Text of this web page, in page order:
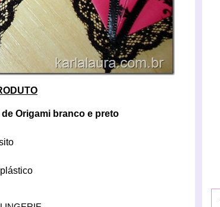
Origami branco e preto